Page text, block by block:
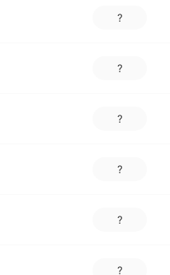
?
?
?
?
?
?